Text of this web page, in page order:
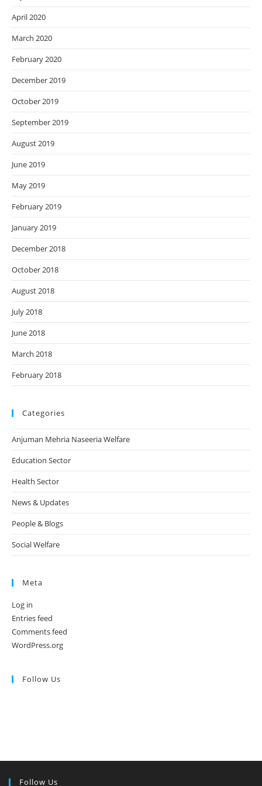
April 2020
March 2020
February 2020
December 2019
October 2019
September 2019
August 2019
June 2019
May 2019
February 2019
January 2019
December 2018
October 2018
August 2018
July 2018
June 2018
March 2018
February 2018
Categories
Anjuman Mehria Naseeria Welfare
Education Sector
Health Sector
News & Updates
People & Blogs
Social Welfare
Meta
Log in
Entries feed
Comments feed
WordPress.org
Follow Us
Follow Us